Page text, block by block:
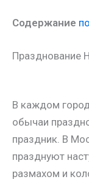
Содержание
Празднование
В каждом
обычаи
праздник. В
празднуют
размахом и